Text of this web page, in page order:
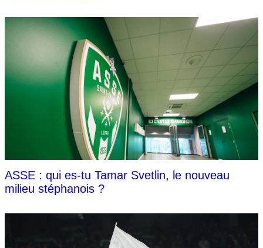
ASSE : qui es-tu Tamar Svetlin, le nouveau
milieu stéphanois ?